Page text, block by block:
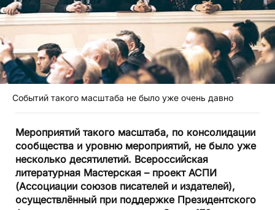
Событий такого масштаба не было уже очень давно
Мероприятий такого масштаба, по консолидации
сообщества и уровню мероприятий, не было уже
несколько десятилетий. Всероссийская
литературная Мастерская – проект АСПИ
(Ассоциации союзов писателей и издателей),
осуществлённый при поддержке Президентского